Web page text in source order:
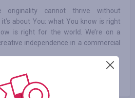
originality cannot thrive without
about You: what You know is right
is right for the world. We’re on a
independence in a commercial